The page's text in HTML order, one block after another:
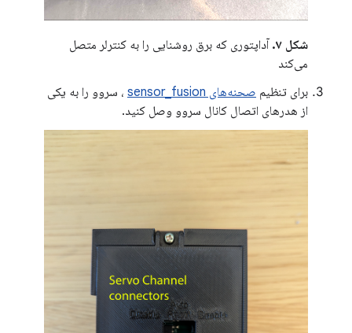
شکل ۷.
آداپتوری که برق روشنایی را به کنترلر متصل
می‌کند
برای تنظیم صحنه‌های sensor_fusion
، سروو را به یکی
از هدرهای اتصال کانال سروو وصل کنید.